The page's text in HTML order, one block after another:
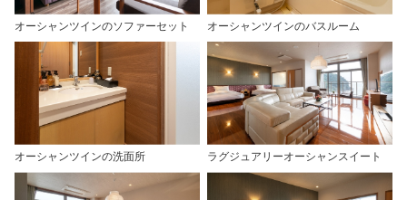
オーシャンツインのソファーセット オーシャンツインのバスルーム
オーシャンツインの洗面所 ラグジュアリーオーシャンスイート